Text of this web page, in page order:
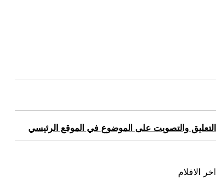
التعليق والتصويت على الموضوع في الموقع الرئيسي
اخر الافلام